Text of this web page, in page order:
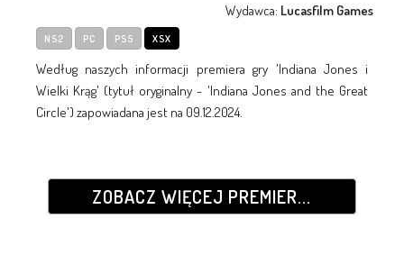
Wydawca: Lucasfilm Games
NS2 PC PS5 XSX
Według naszych informacji premiera gry 'Indiana Jones i
Wielki Krąg' (tytuł oryginalny - 'Indiana Jones and the Great
Circle') zapowiadana jest na 09.12.2024.
ZOBACZ WIĘCEJ PREMIER...